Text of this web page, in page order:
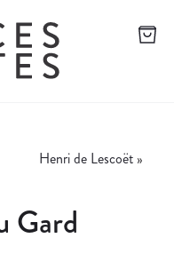
Henri de Lescoët »
Gard